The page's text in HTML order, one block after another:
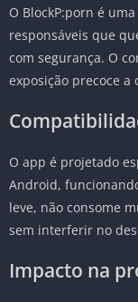
O BlockP:porn é
responsáveis que
com segurança. O
exposição precoce a
O app é projetado
Android,
leve, não consome
sem interferir no
Impacto na